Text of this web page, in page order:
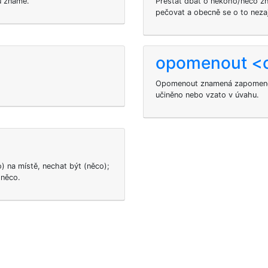
pečovat a obecně se o to
opomenout
Opomenout znamená
učiněno nebo vzato v úvahu.
na místě, nechat být (něco);